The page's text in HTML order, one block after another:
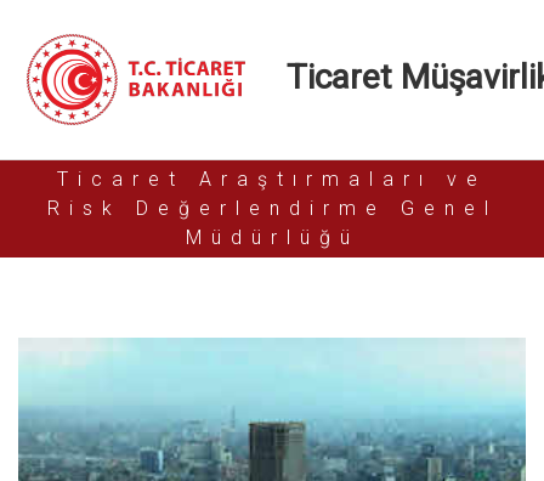
Ticaret
Ticaret Araştırmaları ve
Risk Değerlendirme Genel
Müdürlüğü